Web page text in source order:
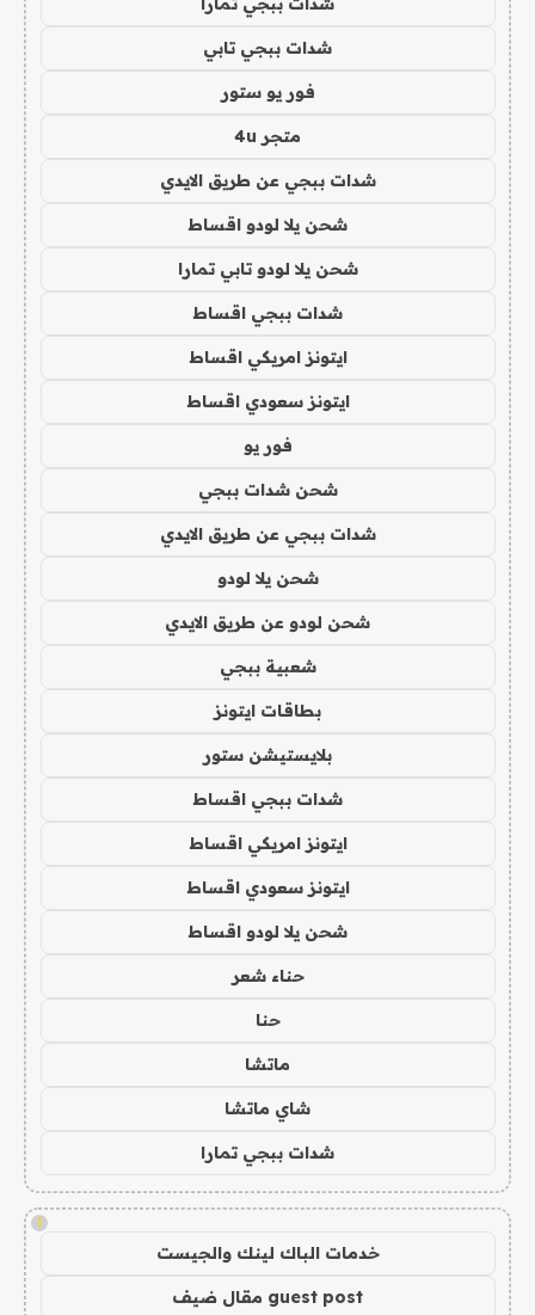
شدات ببجي تابي
فور يو ستور
متجر 4u
شدات ببجي عن طريق الايدي
شحن يلا لودو اقساط
شحن يلا لودو تابي تمارا
شدات ببجي اقساط
ايتونز امريكي اقساط
ايتونز سعودي اقساط
فور يو
شحن شدات ببجي
شدات ببجي عن طريق الايدي
شحن يلا لودو
شحن لودو عن طريق الايدي
شعبية ببجي
بطاقات ايتونز
بلايستيشن ستور
شدات ببجي اقساط
ايتونز امريكي اقساط
ايتونز سعودي اقساط
شحن يلا لودو اقساط
حناء شعر
حنا
ماتشا
شاي ماتشا
شدات ببجي تمارا
!
خدمات الباك لينك والجيست
guest post مقال ضيف